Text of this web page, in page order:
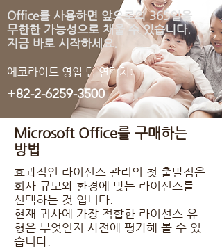
Office를 사용하면 앞으로의 365일을
무한한 가능성으로 채울 수 있습니다.
지금 바로 시작하세요.
​에코라이트 영업 팀 연락처:
+82-2-6259-3500
Microsoft Office를 구매하는
방법
효과적인 라이선스 관리의 첫 출발점은
회사 규모와 환경에 맞는 라이선스를
선택하는 것 입니다.
현재 귀사에 가장 적합한 라이선스 유
형은 무엇인지 사전에 평가해 볼 수 있
습니다.